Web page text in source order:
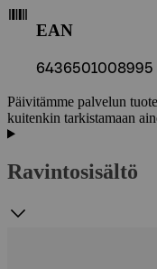
EAN
6436501008995
Päivitämme palvelun
kuitenkin tarkistamaan
Ravintosisältö